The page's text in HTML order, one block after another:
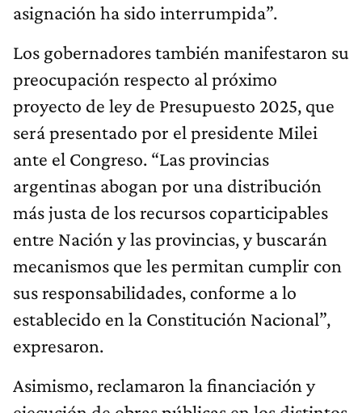
asignación ha sido interrumpida”.
Los gobernadores también manifestaron su
preocupación respecto al próximo
proyecto de ley de Presupuesto 2025, que
será presentado por el presidente Milei
ante el Congreso. “Las provincias
argentinas abogan por una distribución
más justa de los recursos coparticipables
entre Nación y las provincias, y buscarán
mecanismos que les permitan cumplir con
sus responsabilidades, conforme a lo
establecido en la Constitución Nacional”,
expresaron.
Asimismo, reclamaron la financiación y